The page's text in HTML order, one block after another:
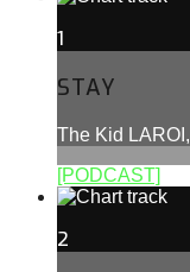
1
STAY
The Kid
[PODCAST]
2